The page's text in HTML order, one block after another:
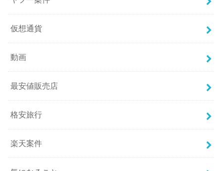
仮想通貨
動画
最安値販売店
格安旅行
楽天案件